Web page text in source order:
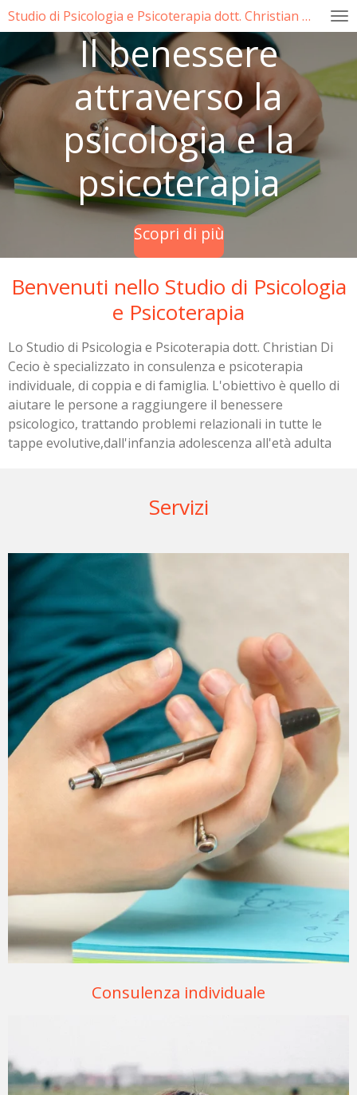
Vai
al
contenuto
principale
Studio di Psicologia e Psicoterapia dott. Christian Di Cecio
Il benessere
attraverso la
psicologia e la
psicoterapia
Scopri di più
Benvenuti nello Studio di Psicologia
e Psicoterapia
Lo Studio di Psicologia e Psicoterapia dott. Christian Di
Cecio è specializzato in consulenza e psicoterapia
individuale, di coppia e di famiglia. L'obiettivo è quello di
aiutare le persone a raggiungere il benessere
psicologico, trattando problemi relazionali in tutte le
tappe evolutive,dall'infanzia adolescenza all'età adulta
Servizi
Consulenza individuale